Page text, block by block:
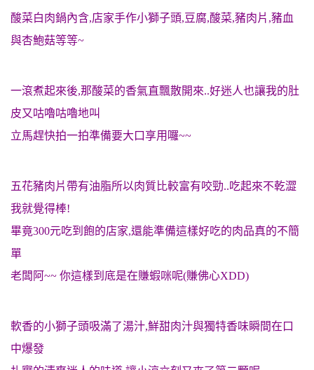
酸菜白肉鍋內含,店家手作小獅子頭,豆腐,酸菜,豬肉片,豬血
與杏鮑菇等等~
一滾煮起來後,那酸菜的香氣直飄散開來..好迷人也讓我的肚
皮又咕嚕咕嚕地叫
立馬趕快拍一拍準備要大口享用囉~~
五花豬肉片帶有油脂所以肉質比較富有咬勁..吃起來不乾澀
我就覺得棒!
畢竟300元吃到飽的店家,還能準備這樣好吃的肉品真的不簡
單
老闆阿~~ 你這樣到底是在賺蝦咪呢(賺佛心XDD)
軟香的小獅子頭吸滿了湯汁,鮮甜肉汁與獨特香味瞬間在口
中爆發